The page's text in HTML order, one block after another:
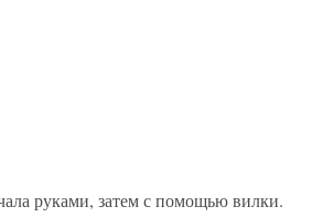
руками, затем с помощью вилки.